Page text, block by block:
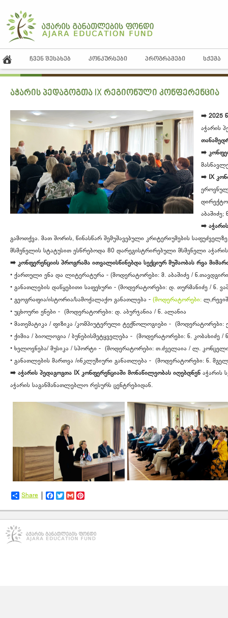
ᲩᲕᲔᲜ ᲨᲔᲡᲐᲮᲔᲑ ᲙᲝᲜᲙᲣᲠᲡᲔᲑᲘ ᲞᲠᲝᲒᲠᲐᲛᲔᲑᲘ ᲡᲥᲔᲛᲐ
აჭარის პედაგოგთა IX რეგიონული კონფერენცია
➡️ 2025
აჭარის
➡️
➡️ IX
აბაშიძე;
➡️
გამოთქვა. მათ შორის, წინასწარ შემუშავებული კრიტერიუმების
მსმენელის სტატუსით ესწრებოდა 80 დარეგისტრირებული მსმენელი
➡️ კონფერენციის პროგრამა ითვალისწინებდა სექციურ მუშაობას რვა
• ქართული ენა და ლიტერატურა - (მოდერატორები: მ. აბაშიძე /
• განათლების დაწყებითი საფეხური - (მოდერატორები: დ. თურმანიძე / ნ.
• გეოგრაფია/ისტორია/სამოქალაქო განათლება - (მოდერატორები:
• უცხოური ენები - (მოდერატორები: დ. აბურჯანია / ნ. ალანია
• მათემატიკა / ფიზიკა /კომპიუტერული ტექნოლოგიები - (მოდერატორები:
• ქიმია / ბიოლოგია / ბუნებისმეტყველება - (მოდერატორები: ნ. კობახიძე /
• ხელოვნება/ მუსიკა / სპორტი - (მოდერატორები: თ.ძველაია / ლ.
• განათლების მართვა /ინკლუზიური განათლება - (მოდერატორები: ნ.
➡️ აჭარის პედაგოგთა IX კონფერენციაში მონაწილეობას იღებდნენ აჭარის
აჭარის საგანმანათლებლო რესურს ცენტრებიდან.
Share Facebook
TwitterGmail